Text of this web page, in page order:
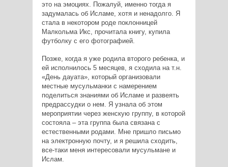
это на эмоциях. Пожалуй, именно тогда я
задумалась об Исламе, хотя и ненадолго. Я
стала в некотором роде поклонницей
Малкольма Икс, прочитала книгу, купила
футболку с его фотографией.
Позже, когда я уже родила второго ребенка, и
ей исполнилось 5 месяцев, я сходила на т.н.
«День дауата», который организовали
местные мусульманки с намерением
поделиться знаниями об Исламе и развеять
предрассудки о нем. Я узнала об этом
мероприятии через женскую группу, в которой
состояла – эта группа была связана с
естественными родами. Мне пришло письмо
на электронную почту, и я решила сходить,
все-таки меня интересовали мусульмане и
Ислам.